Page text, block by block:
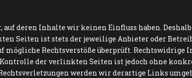
deren Inhalte wir keinen Einfluss haben.
Seiten ist stets der jeweilige Anbieter oder
Rechtsverstöße überprüft. Rechtswidrige
der verlinkten Seiten ist jedoch ohne
werden wir derartige Links